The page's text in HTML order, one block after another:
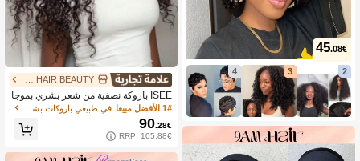
45.08€
2
3
4
ISEE باروكة نصفية من شعر بشري بموجا
ت مائية بدون غراء، مشابك سلسة قابلة ل
وصة بوب، طول 18-28 بوصة عادي، كثاف
ة 180%، مناسبة للمبتدئين
1# الأفضل مبيعا
90.28€
RRP: 105.88€